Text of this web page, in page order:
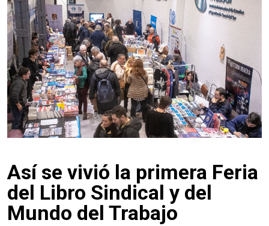
Así se vivió la primera Feria
del Libro Sindical y del
Mundo del Trabajo